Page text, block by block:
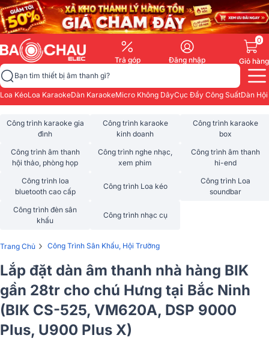
Trả góp Đăng nhập
0
Giỏ hàng
Bạn tìm thiết bị âm thanh gì?
Loa KéoLoa KaraokeDàn KaraokeMicro Không DâyCục Đẩy Công SuấtDàn
Công trình karaoke gia
đình
Công trình karaoke
kinh doanh
Công trình karaoke
box
Công trình âm thanh
hội thảo, phòng họp
Công trình nghe nhạc,
xem phim
Công trình âm thanh
hi-end
Công trình loa
bluetooth cao cấp
Công trình Loa kéo
Công trình Loa
soundbar
Công trình đèn sân
khấu
Công trình nhạc cụ
Trang Chủ › Công Trình Sân Khấu, Hội Trường
Lắp đặt dàn âm thanh nhà hàng BIK
gần 28tr cho chú Hưng tại Bắc Ninh
(BIK CS-525, VM620A, DSP 9000
Plus, U900 Plus X)